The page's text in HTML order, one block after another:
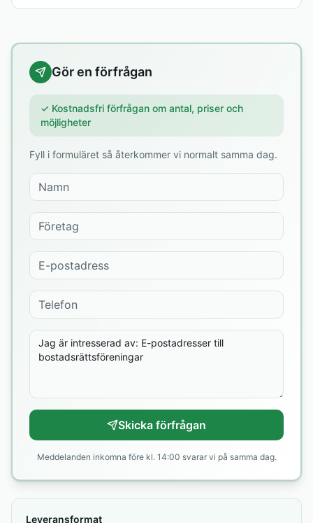
Gör en förfrågan
✓ Kostnadsfri förfrågan om antal, priser och
möjligheter
Fyll i formuläret så återkommer vi normalt samma dag.
Skicka förfrågan
Meddelanden inkomna före kl. 14:00 svarar vi på samma dag.
Leveransformat